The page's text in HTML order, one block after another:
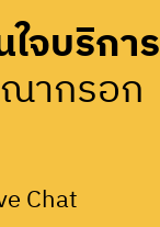
จบริการ
ากรอก
Chat